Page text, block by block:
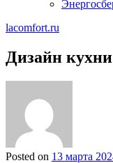
lacomfort.ru
Дизайн
Posted on 13 марта